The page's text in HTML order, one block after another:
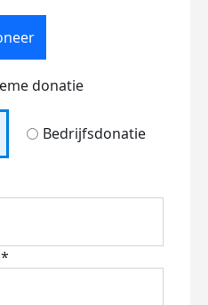
donatie
Bedrijfsdonatie